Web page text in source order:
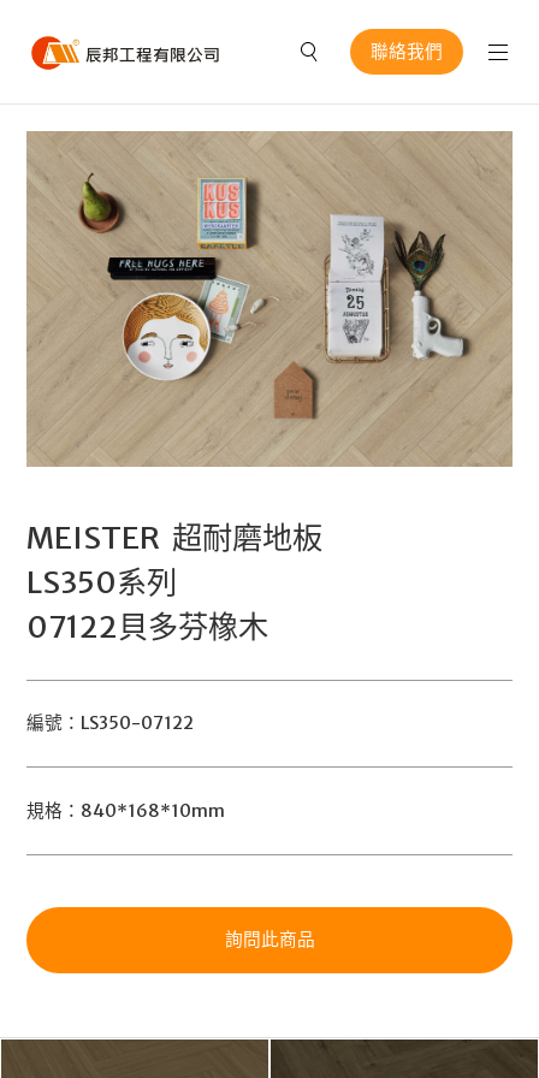
聯絡我們
MEISTER 超耐磨地板
LS350系列
07122貝多芬橡木
編號：LS350-07122
規格：840*168*10mm
詢問此商品